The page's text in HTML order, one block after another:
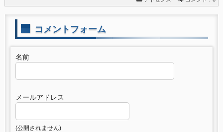
コメントフォーム
名前
メールアドレス
(公開されません)